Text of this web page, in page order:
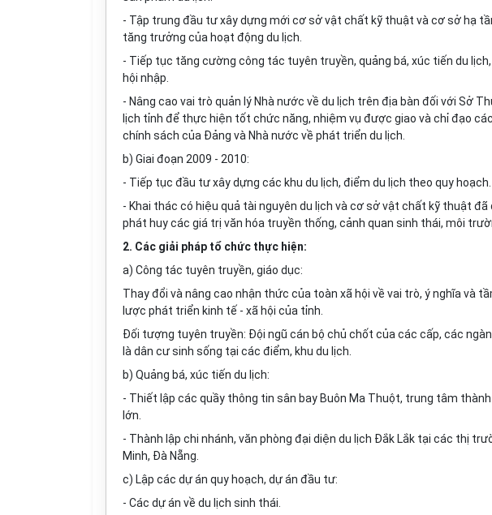
- Tập trung đầu tư xây dựng mới cơ sở vật chất kỹ thuật và cơ sở hạ
tăng trưởng của hoạt động du lịch.
- Tiếp tục tăng cường công tác tuyên truyền, quảng bá, xúc tiến du
hội nhập.
- Nâng cao vai trò quản lý Nhà nước về du lịch trên địa bàn đối với Sở
lịch tỉnh để thực hiện tốt chức năng, nhiệm vụ được giao và chỉ đạo
chính sách của Đảng và Nhà nước về phát triển du lịch.
b) Giai đoạn 2009 - 2010:
- Tiếp tục đầu tư xây dựng các khu du lịch, điểm du lịch theo quy hoạch.
- Khai thác có hiệu quả tài nguyên du lịch và cơ sở vật chất kỹ thuật đã
phát huy các giá trị văn hóa truyền thống, cảnh quan sinh thái, môi
2. Các giải pháp tổ chức thực hiện:
a) Công tác tuyên truyền, giáo dục:
Thayđổi và nâng cao nhận thức của toàn xã hội về vai trò, ý nghĩa và
lược phát triển kinh tế - xã hội của tỉnh.
Đối tượng tuyên truyền: Đội ngũ cán bộ chủ chốt của các cấp, các
là dân cư sinh sống tại các điểm, khu du lịch.
b) Quảng bá, xúc tiến du lịch:
- Thiết lập các quầy thông tin sân bay Buôn Ma Thuột, trung tâm
lớn.
- Thành lập chi nhánh, văn phòng đại diện du lịch Đắk Lắk tại các thị
Minh, Đà Nẵng.
c) Lập các dự án quy hoạch, dự án đầu tư:
- Các dự án về du lịch sinh thái.